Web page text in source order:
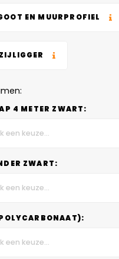
EN MUURPROFIEL
4 METER ZWART:
een keuze...
ZWART:
een keuze...
een keuze...